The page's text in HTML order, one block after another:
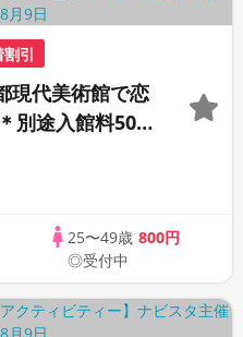
引
現代美術館で恋
別途入館料500
25〜49歳 800円
◎受付中